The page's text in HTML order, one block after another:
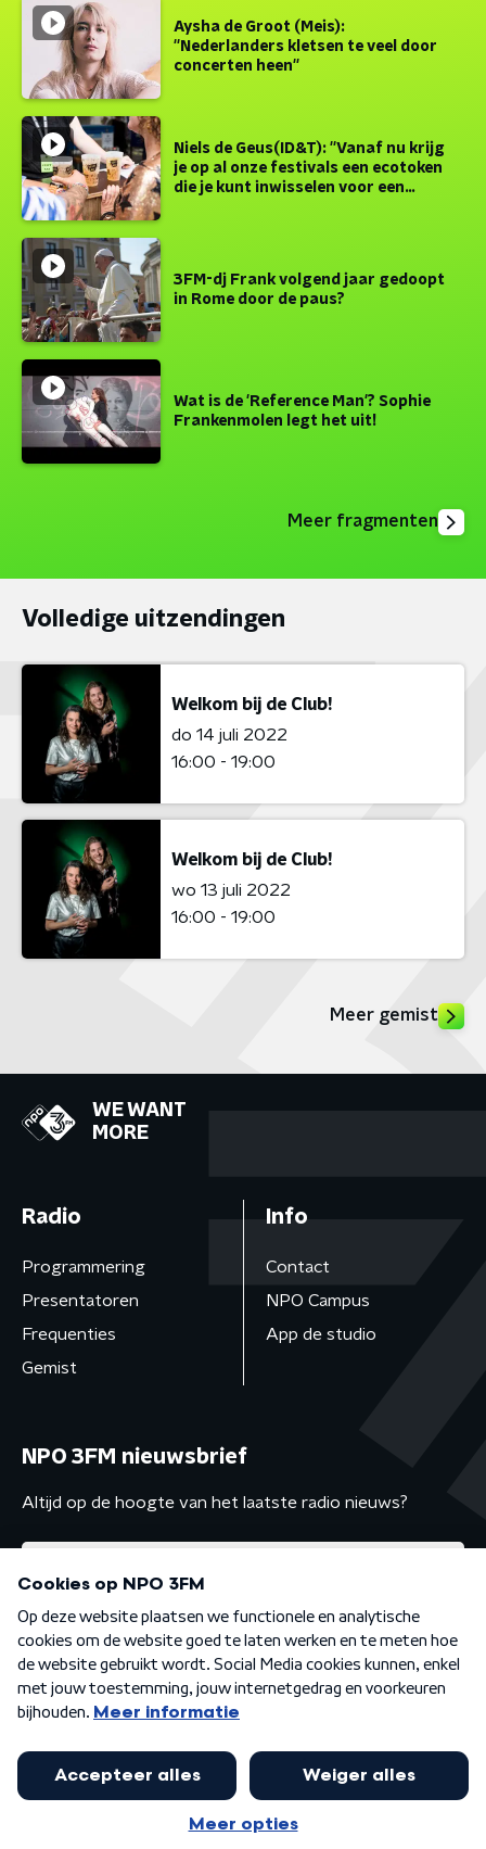
Aysha de Groot (Meis):
''Nederlanders kletsen te veel door
concerten heen''
Niels de Geus(ID&T): ''Vanaf nu krijg
je op al onze festivals een ecotoken
die je kunt inwisselen voor een
3FM-dj Frank volgend jaar gedoopt
in Rome door de paus?
Wat is de 'Reference Man'? Sophie
Frankenmolen legt het uit!
Meer fragmenten
Volledige uitzendingen
Welkom bij de Club!
do 14 juli 2022
16:00 - 19:00
Welkom bij de Club!
wo 13 juli 2022
16:00 - 19:00
Meer gemist
WE WANT
MORE
Radio
Programmering
Presentatoren
Frequenties
Gemist
Info
Contact
NPO Campus
App de studio
NPO 3FM nieuwsbrief
Altijd op de hoogte van het laatste radio nieuws?
Algemene voorwaarden Privacybeleid